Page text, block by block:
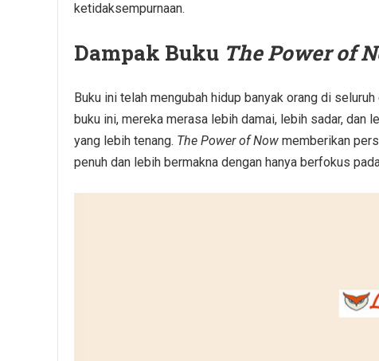
ketidaksempurnaan.
Dampak Buku The Power of
Buku ini telah mengubah hidup banyak orang di
buku ini, mereka merasa lebih damai, lebih sadar, dan
yang lebih tenang. The Power of Now memberikan
penuh dan lebih bermakna dengan hanya berfokus